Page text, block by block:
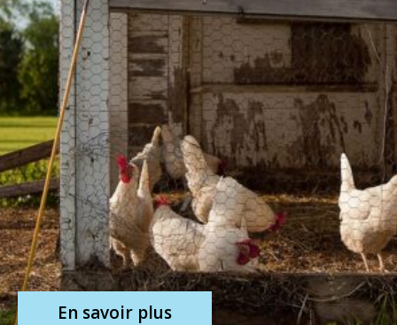
En savoir plus